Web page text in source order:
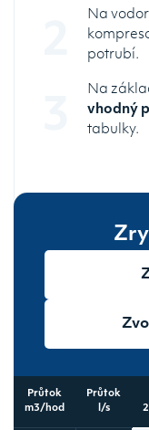
Na
potrubí.
Na
vhodný
tabulky.
Průtok
m3/hod
Průtok
l/s